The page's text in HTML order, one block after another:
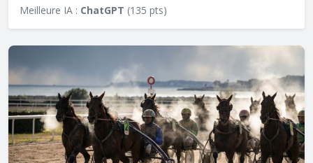
Meilleure IA : ChatGPT (135 pts)